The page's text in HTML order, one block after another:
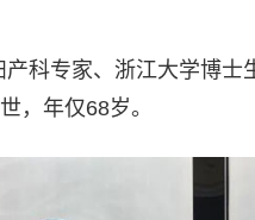
科专家、浙江大学博士
，年仅68岁。